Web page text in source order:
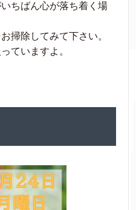
ちばん心が落ち着く場
掃除してみて下さい。
ていますよ。